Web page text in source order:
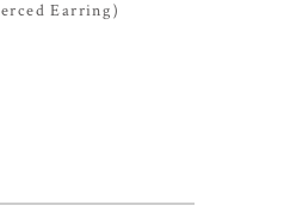
Earring）